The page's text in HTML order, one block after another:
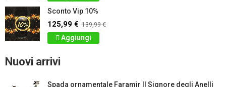
Sconto Vip 10%
125,99 € 139,99 €
Aggiungi
Nuovi arrivi
Spada ornamentale Faramir Il Signore degli Anelli